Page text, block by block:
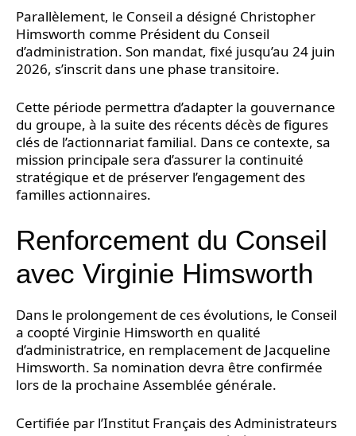
Parallèlement, le Conseil a désigné Christopher
Himsworth comme Président du Conseil
d’administration. Son mandat, fixé jusqu’au 24 juin
2026, s’inscrit dans une phase transitoire.
Cette période permettra d’adapter la gouvernance
du groupe, à la suite des récents décès de figures
clés de l’actionnariat familial. Dans ce contexte, sa
mission principale sera d’assurer la continuité
stratégique et de préserver l’engagement des
familles actionnaires.
Renforcement du Conseil
avec Virginie Himsworth
Dans le prolongement de ces évolutions, le Conseil
a coopté Virginie Himsworth en qualité
d’administratrice, en remplacement de Jacqueline
Himsworth. Sa nomination devra être confirmée
lors de la prochaine Assemblée générale.
Certifiée par l’Institut Français des Administrateurs